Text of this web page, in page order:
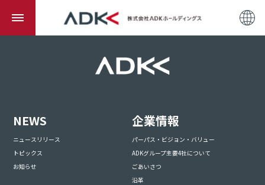
NEWS
ニュースリリース
トピックス
お知らせ
企業情報
パーパス・ビジョン・バリュー
ADKグループ主要4社について
ごあいさつ
沿革